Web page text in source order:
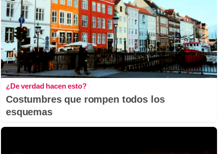
¿De verdad hacen esto?
Costumbres que rompen todos los
esquemas